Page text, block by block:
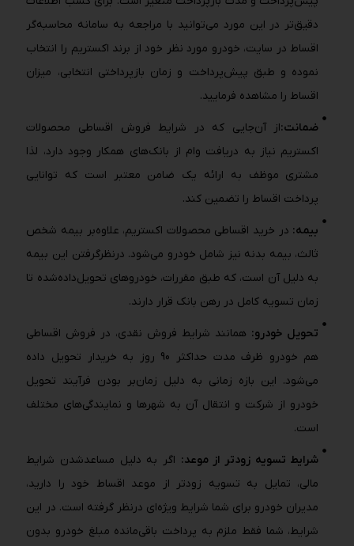
دقیق‌تر در این مورد می‌توانید با مراجعه به سامانه محاسبه‌گر
اقساط در سایت، خودرو مورد نظر خود از برند اکستریم را انتخاب
نموده و طبق پیش‌پرداخت و زمان بازپرداختی انتخابی، میزان
اقساط را مشاهده فرمایید.
ضمانت:از آن‌جایی ‌که در شرایط فروش اقساطی محصولات
اکستریم نیاز به دریافت وام از بانک‌های همکار وجود دارد، لذا
مشتری موظف به ارائه یک ضامن معتبر است که توانایی
پرداخت اقساط را تضمین کند.
بیمه: در خرید اقساطی محصولات اکستریم، علاوه‌بر بیمه شخص
ثالث، بیمه بدنه نیز شامل خودرو می‌شود. درنظرگرفتن این بیمه
به دلیل آن است، که طبق مقررات، خودروهای تحویل‌داده‌شده تا
زمان تسویه کامل در رهن بانک قرار دارند.
تحویل خودرو: همانند شرایط فروش نقدی، در فروش اقساطی
هم خودرو ظرف مدت حداکثر 90 روز به خریدار تحویل داده
می‌شود. این بازه زمانی به دلیل زمان‌بر بودن فرآیند تحویل
خودرو از شرکت و انتقال آن به شهرها و نمایندگی‌های مختلف
است.
شرایط تسویه زودتر از موعد: اگر به دلیل مساعدشدن شرایط
مالی، تمایل به تسویه زودتر از موعد اقساط خود را دارید،
مدیران خودرو برای شما شرایط ویژه‌ای درنظر گرفته است. در این
شرایط، شما فقط ملزم به پرداخت باقی‌مانده مبلغ خودرو بدون